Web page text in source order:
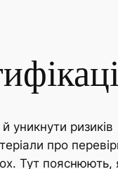
уникнути ризиків
про
Тут